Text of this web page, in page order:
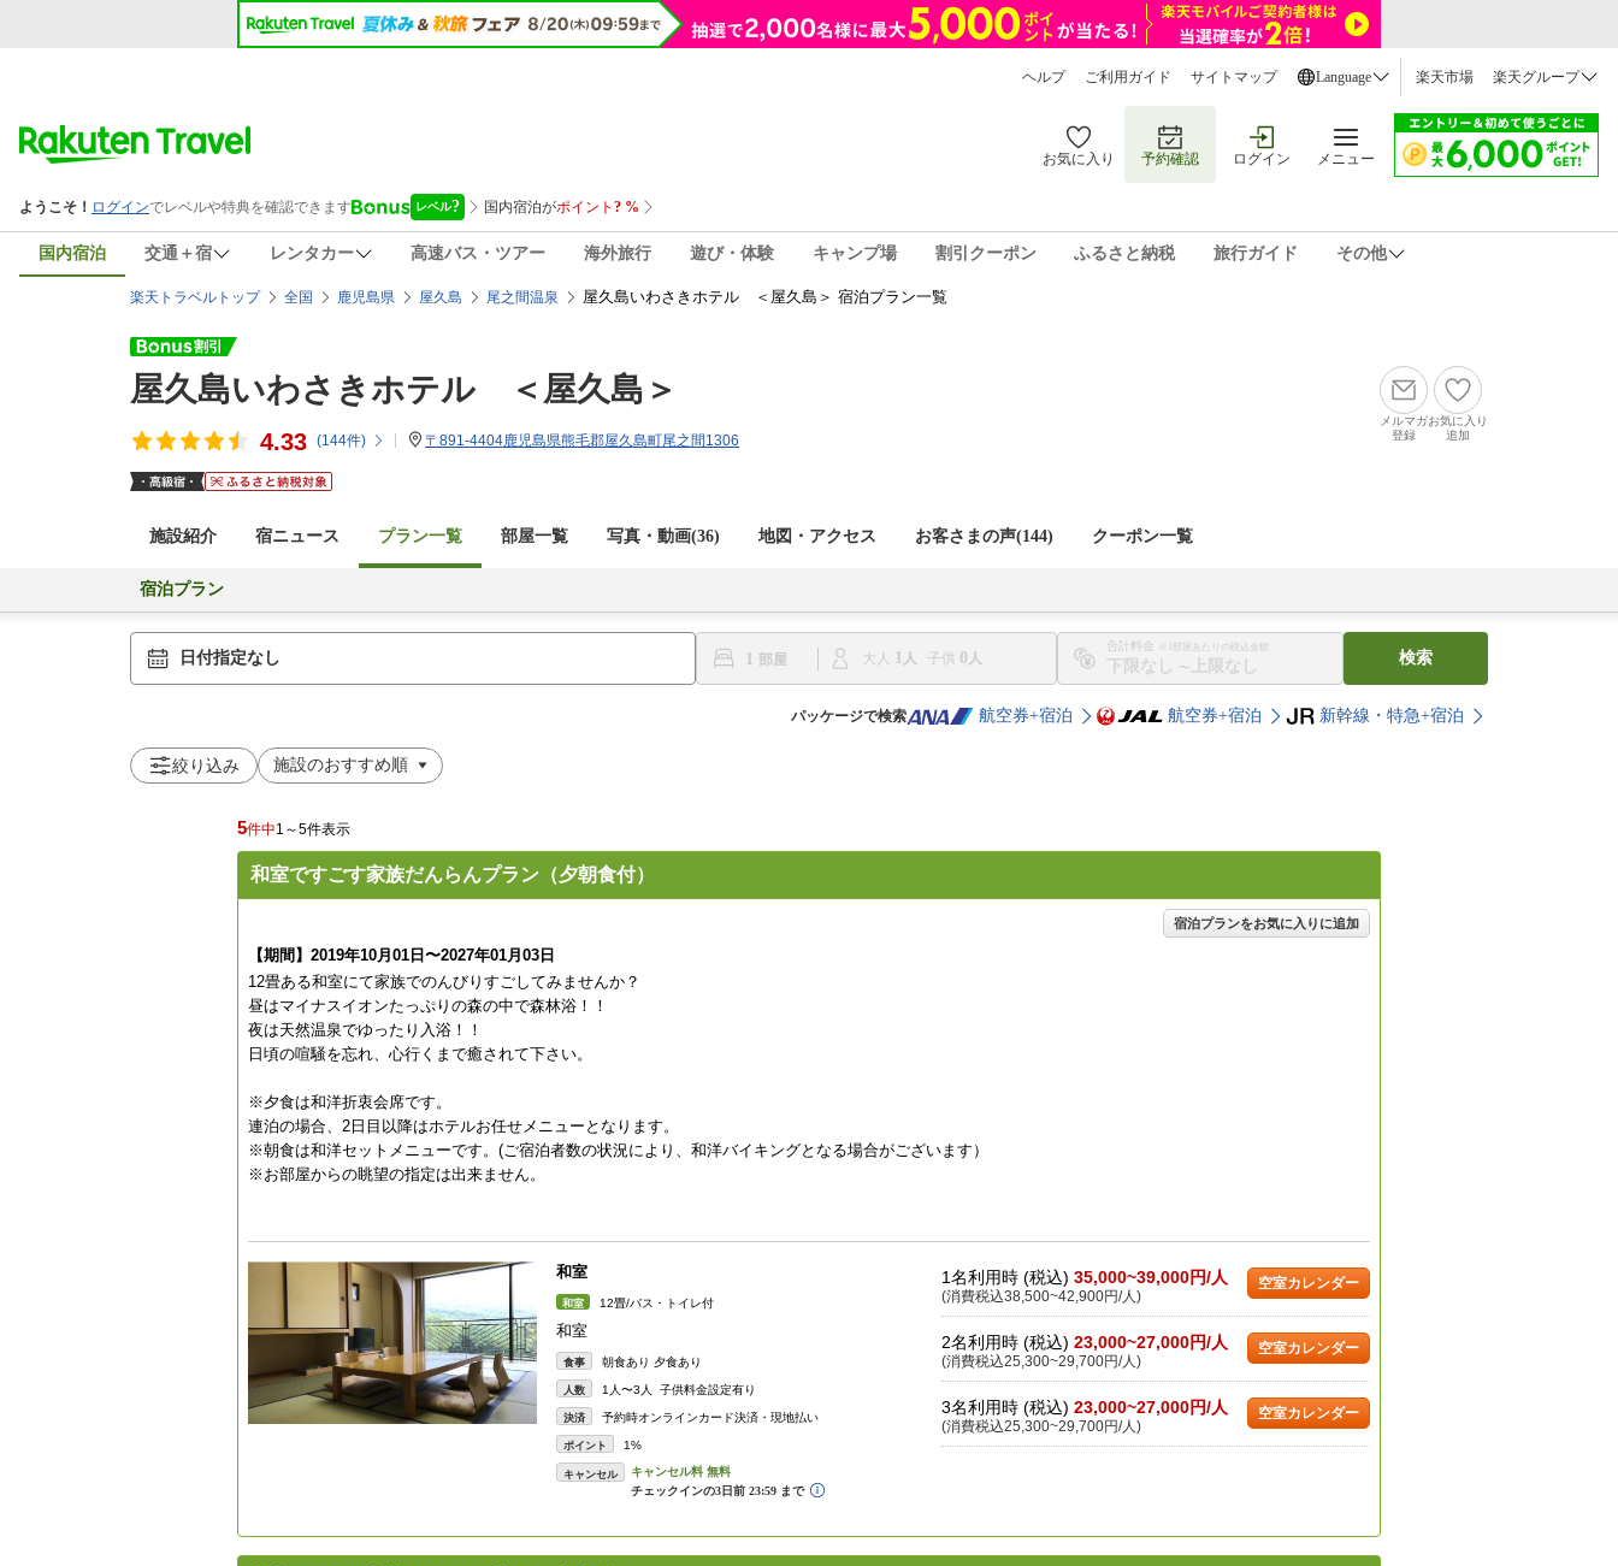
ヘルプ ご利用ガイド サイトマップ Language 楽天市場 楽天グループ
お気に入り 予約確認 ログイン メニュー
国内宿泊 交通＋宿 レンタカー 高速バス・ツアー 海外旅行 遊び・体験 キャンプ場 割引クーポン ふるさと納税 旅行ガイド その他
楽天トラベルトップ 全国 鹿児島県 屋久島 尾之間温泉 屋久島いわさきホテル ＜屋久島＞ 宿泊プラン一覧
屋久島いわさきホテル ＜屋久島＞
4.33 (144件) 〒891-4404鹿児島県熊毛郡屋久島町尾之間1306
メルマガ
登録
お気に入り
追加
施設紹介 宿ニュース プラン一覧 部屋一覧 写真・動画(36) 地図・アクセス お客さまの声(144) クーポン一覧
宿泊プラン
日付指定なし 1 大人 1 子供 0
合計料金 ※1部屋あたりの税込金額
〜
検索
パッケージで検索 航空券+宿泊 航空券+宿泊 新幹線・特急+宿泊
絞り込み
5件中1～5件表示
和室ですごす家族だんらんプラン（夕朝食付）
宿泊プランをお気に入りに追加
【期間】2019年10月01日〜2027年01月03日
12畳ある和室にて家族でのんびりすごしてみませんか？
昼はマイナスイオンたっぷりの森の中で森林浴！！
夜は天然温泉でゆったり入浴！！
日頃の喧騒を忘れ、心行くまで癒されて下さい。
※夕食は和洋折衷会席です。
連泊の場合、2日目以降はホテルお任せメニューとなります。
※朝食は和洋セットメニューです。(ご宿泊者数の状況により、和洋バイキングとなる場合がございます）
※お部屋からの眺望の指定は出来ません。
和室
和室 12畳/バス・トイレ付
和室
食事 朝食あり 夕食あり
人数 1人〜3人 子供料金設定有り
決済 予約時オンラインカード決済・現地払い
ポイント 1%
キャンセル
1名利用時 (税込) 35,000~39,000円/人
(消費税込38,500~42,900円/人)
空室カレンダー
2名利用時 (税込) 23,000~27,000円/人
(消費税込25,300~29,700円/人)
空室カレンダー
3名利用時 (税込) 23,000~27,000円/人
(消費税込25,300~29,700円/人)
空室カレンダー